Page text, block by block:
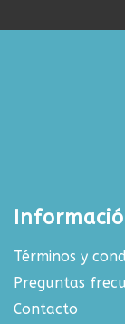
Términos y
Preguntas
Contacto